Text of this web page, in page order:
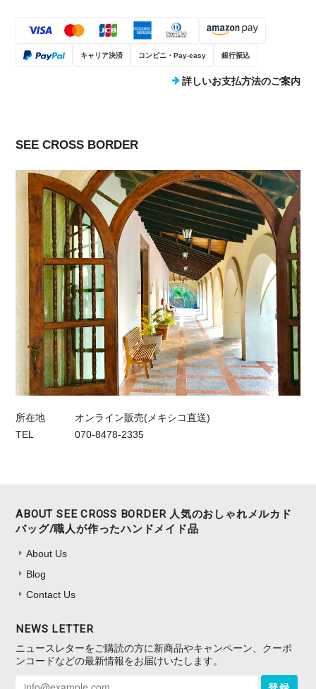
キャリア決済 コンビニ・Pay-easy 銀行振込
詳しいお支払方法のご案内
SEE CROSS BORDER
所在地
オンライン販売(メキシコ直送)
TEL
070-8478-2335
ABOUT SEE CROSS BORDER 人気のおしゃれメルカド
バッグ/職人が作ったハンドメイド品
About Us
Blog
Contact Us
NEWS LETTER
ニュースレターをご購読の方に新商品やキャンペーン、クーポ
ンコードなどの最新情報をお届けいたします。